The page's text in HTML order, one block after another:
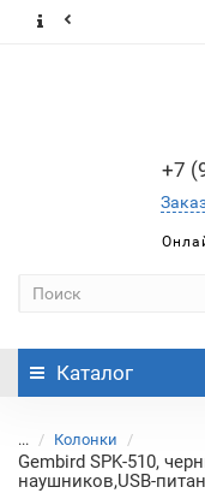
+7
Каталог
... Колонки
Gembird SPK-510,
наушников,USB-